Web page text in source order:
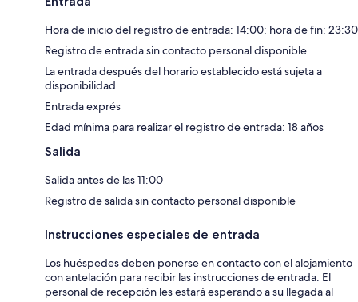
Hora de inicio del registro de entrada: 14:00; hora de fin: 23:30
Registro de entrada sin contacto personal disponible
La entrada después del horario establecido está sujeta a
disponibilidad
Entrada exprés
Edad mínima para realizar el registro de entrada: 18 años
Salida
Salida antes de las 11:00
Registro de salida sin contacto personal disponible
Instrucciones especiales de entrada
Los huéspedes deben ponerse en contacto con el alojamiento
con antelación para recibir las instrucciones de entrada. El
personal de recepción les estará esperando a su llegada al